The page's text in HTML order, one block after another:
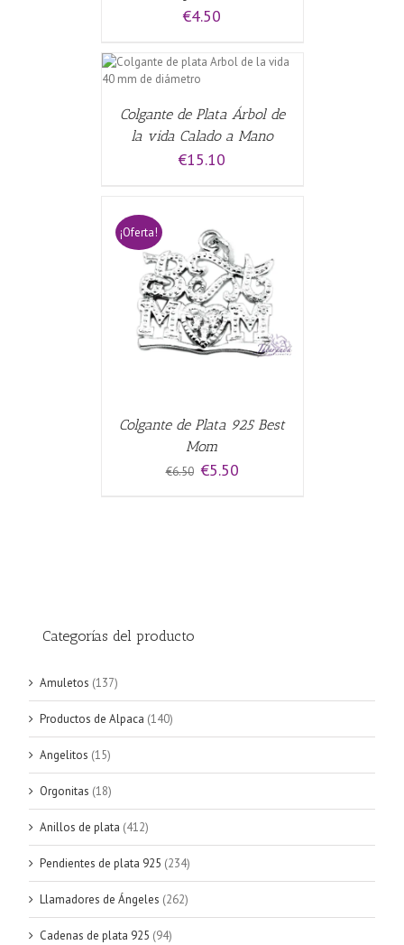
€4.50
Colgante de Plata Árbol de
la vida Calado a Mano
€15.10
¡Oferta!
Colgante de Plata 925 Best
Mom
€6.50 El
€5.50El
Categorías del producto
Amuletos (137)
Productos de Alpaca (140)
Angelitos (15)
Orgonitas (18)
Anillos de plata (412)
Pendientes de plata 925 (234)
Llamadores de Ángeles (262)
Cadenas de plata 925 (94)